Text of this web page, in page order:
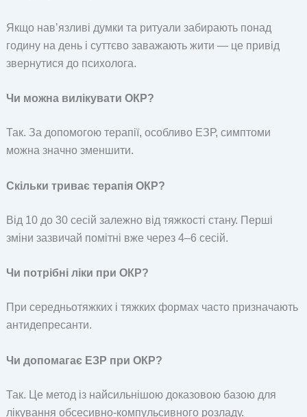
Якщо нав’язливі думки та ритуали забирають понад
годину на день і суттєво заважають жити — це привід
звернутися до психолога.
Чи можна вилікувати ОКР?
Так. За допомогою терапії, особливо ЕЗР, симптоми
можна значно зменшити.
Скільки триває терапія ОКР?
Від 10 до 30 сесій залежно від тяжкості стану. Перші
зміни зазвичай помітні вже через 4–6 сесій.
Чи потрібні ліки при ОКР?
При середньотяжких і тяжких формах часто призначають
антидепресанти.
Чи допомагає ЕЗР при ОКР?
Так. Це метод із найсильнішою доказовою базою для
лікування обсесивно-компульсивного розладу.